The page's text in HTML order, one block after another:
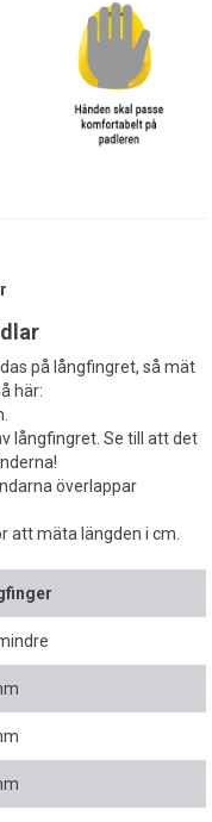
på långfingret, så mät
här:
långfingret. Se till att det
överlappar
att mäta längden i cm.